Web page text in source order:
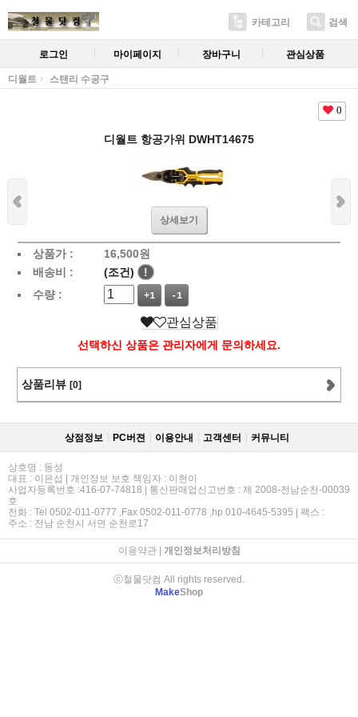
카테고리 검색
로그인 마이페이지 장바구니 관심상품
디월트 스탠리 수공구
0
디월트 항공가위 DWHT14675
상세보기
상품가 : 16,500원
배송비 :
(조건)
!
수량 :
+1 -1
관심상품
선택하신 상품은 관리자에게 문의하세요.
상품리뷰 [0]
상점정보 PC버젼 이용안내 고객센터 커뮤니티
상호명 : 동성
대표 : 이은섭 | 개인정보 보호 책임자 : 이현이
사업자등록번호 :416-07-74818 | 통신판매업신고번호 : 제 2008-전남순천-00039
호
전화 : Tel 0502-011-0777 ,Fax 0502-011-0778 ,hp 010-4645-5395 | 팩스 :
주소 : 전남 순천시 서면 순천로17
이용약관| 개인정보처리방침
ⓒ철물닷컴 All rights reserved.
MakeShop